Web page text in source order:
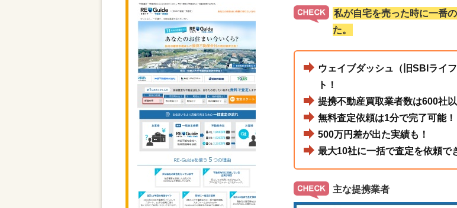
私が自宅を売った時に一番
た。
ウェイブダッシュ（旧SBIライ
ト！
提携不動産買取業者数は600社以
無料査定依頼は1分で完了可能！
500万円差が出た実績も！
最大10社に一括で査定を依頼で
主な提携業者